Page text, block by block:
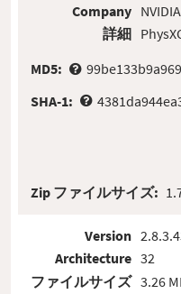
Company
詳細
MD5:
SHA-1:
Zip ファイルサイズ:
Version
Architecture
ファイルサイズ
32
3.26